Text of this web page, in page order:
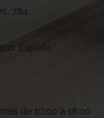
784.
España
de 10:00 a 18:00